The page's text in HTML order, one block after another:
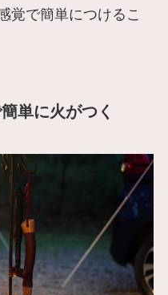
覚で簡単につけるこ
単に火がつく